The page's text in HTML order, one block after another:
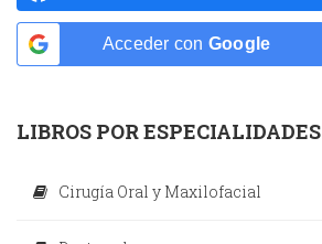
Acceder con Google
LIBROS POR ESPECIALIDADES
Cirugía Oral y Maxilofacial